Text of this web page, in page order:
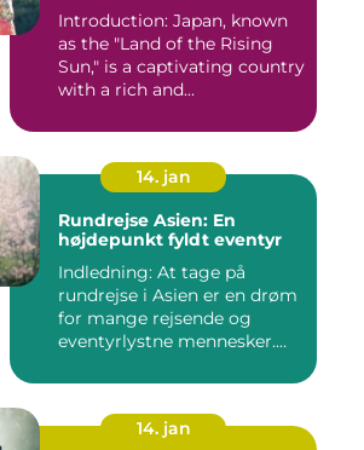
Introduction: Japan, known
as the "Land of the Rising
Sun," is a captivating country
with a rich and...
14. jan
Rundrejse Asien: En
højdepunkt fyldt eventyr
Indledning: At tage på
rundrejse i Asien er en drøm
for mange rejsende og
eventyrlystne mennesker.
14. jan